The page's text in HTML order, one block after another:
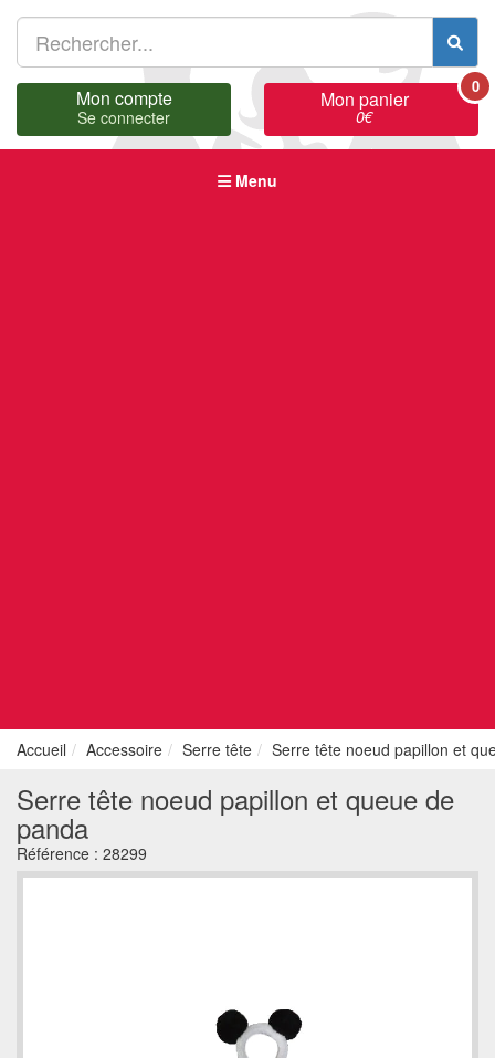
Mon compte
Se connecter
Mon panier
0€
0
Menu
Accueil Accessoire Serre tête Serre tête noeud papillon et
Serre tête noeud papillon et queue de
panda
Référence : 28299